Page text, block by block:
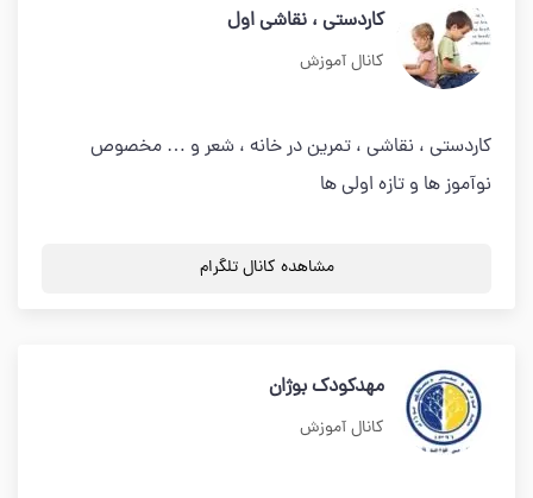
کاردستی ، نقاشی اول
کانال آموزش
کاردستی ، نقاشی ، تمرین در خانه ، شعر و … مخصوص
نوآموز ها و تازه اولی ها
مشاهده کانال تلگرام
مهدکودک بوژان
کانال آموزش